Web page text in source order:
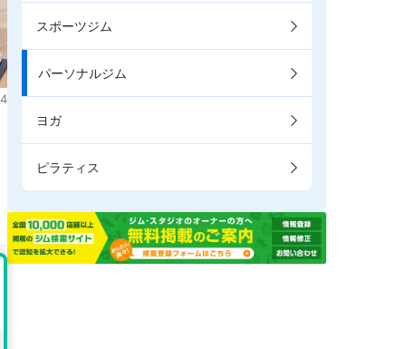
スポーツジム
パーソナルジム
ヨガ
ピラティス